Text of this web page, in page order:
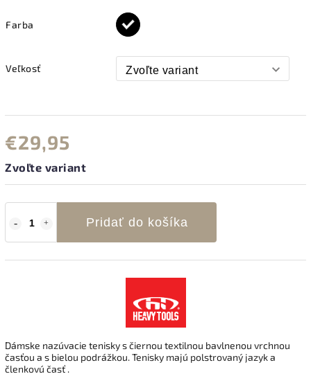
Farba
Veľkosť
€29,95
Zvoľte variant
Pridať do košíka
Dámske nazúvacie tenisky s čiernou textilnou bavlnenou vrchnou
časťou a s bielou podrážkou. Tenisky majú polstrovaný jazyk a
členkovú časť .